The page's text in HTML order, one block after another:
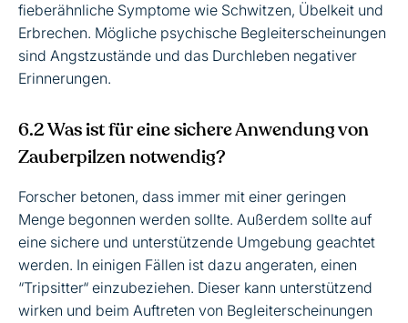
fieberähnliche Symptome wie Schwitzen, Übelkeit und
Erbrechen. Mögliche psychische Begleiterscheinungen
sind Angstzustände und das Durchleben negativer
Erinnerungen.
6.2 Was ist für eine sichere Anwendung von
Zauberpilzen notwendig?
Forscher betonen, dass immer mit einer geringen
Menge begonnen werden sollte. Außerdem sollte auf
eine sichere und unterstützende Umgebung geachtet
werden. In einigen Fällen ist dazu angeraten, einen
“Tripsitter“ einzubeziehen. Dieser kann unterstützend
wirken und beim Auftreten von Begleiterscheinungen